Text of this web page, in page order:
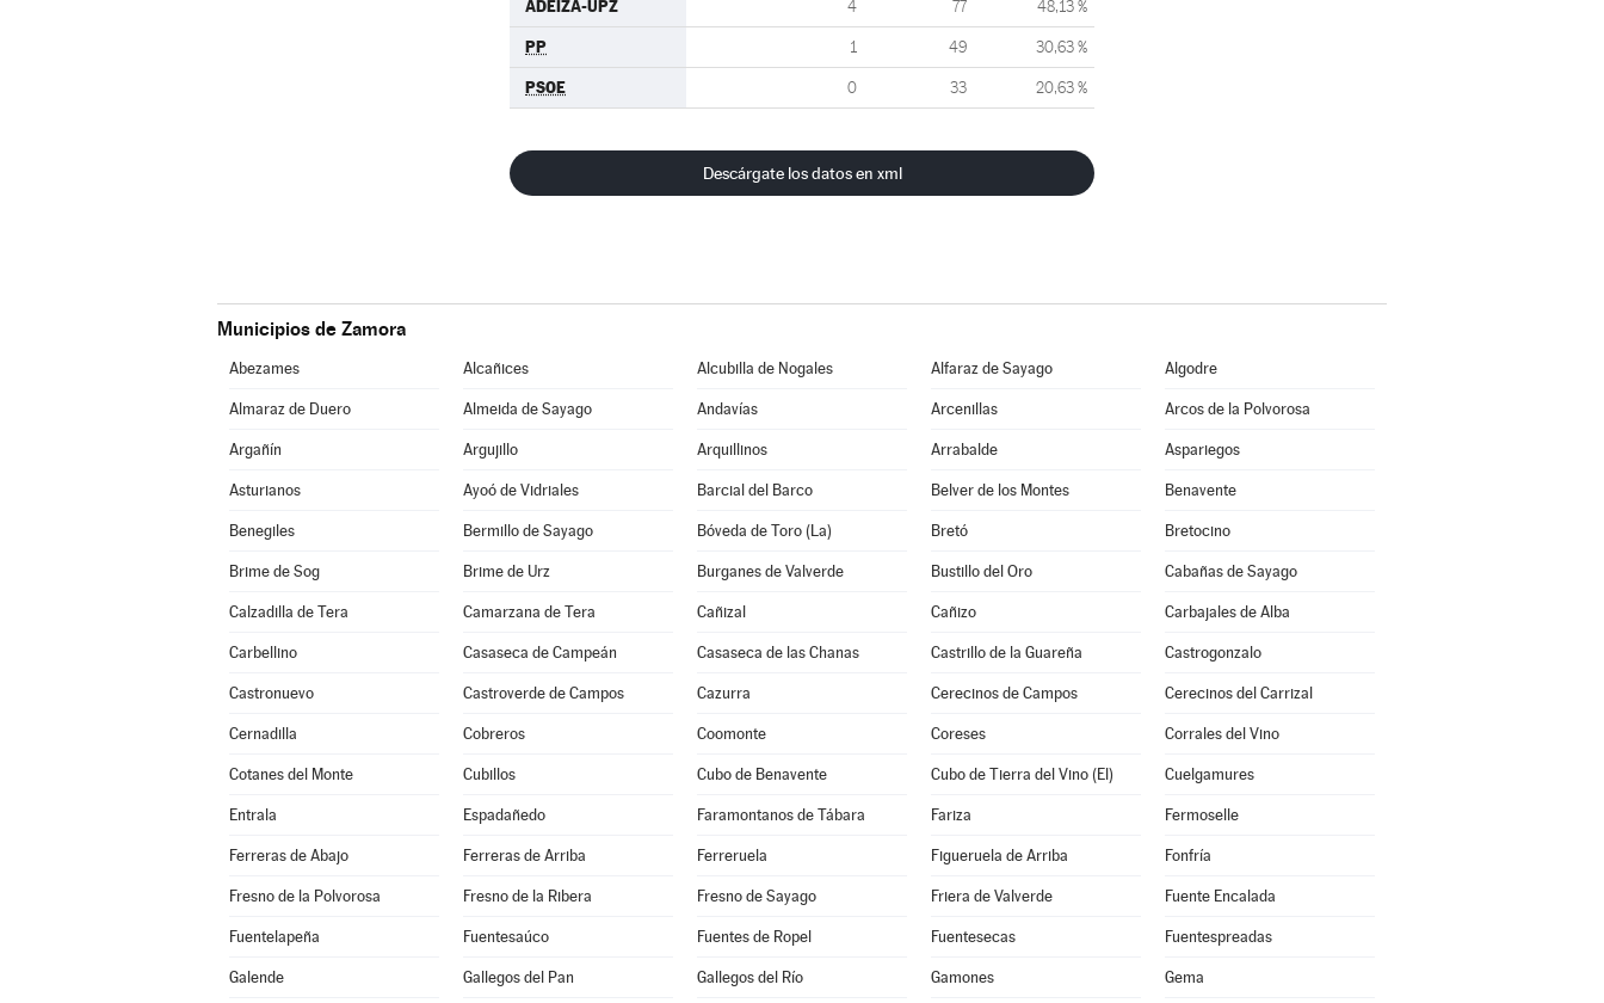
ADEIZA-UPZ 4 77 48,13 %
PP 1 49 30,63 %
PSOE 0 33 20,63 %
Descárgate los datos en xml
Municipios de Zamora
Abezames Alcañices Alcubilla de Nogales Alfaraz de Sayago Algodre
Almaraz de Duero Almeida de Sayago Andavías Arcenillas Arcos de la Polvorosa
Argañín Argujillo Arquillinos Arrabalde Aspariegos
Asturianos Ayoó de Vidriales Barcial del Barco Belver de los Montes Benavente
Benegiles Bermillo de Sayago Bóveda de Toro (La) Bretó Bretocino
Brime de Sog Brime de Urz Burganes de Valverde Bustillo del Oro Cabañas de Sayago
Calzadilla de Tera Camarzana de Tera Cañizal Cañizo Carbajales de Alba
Carbellino Casaseca de Campeán Casaseca de las Chanas Castrillo de la Guareña Castrogonzalo
Castronuevo Castroverde de Campos Cazurra Cerecinos de Campos Cerecinos del Carrizal
Cernadilla Cobreros Coomonte Coreses Corrales del Vino
Cotanes del Monte Cubillos Cubo de Benavente Cubo de Tierra del Vino (El) Cuelgamures
Entrala Espadañedo Faramontanos de Tábara Fariza Fermoselle
Ferreras de Abajo Ferreras de Arriba Ferreruela Figueruela de Arriba Fonfría
Fresno de la Polvorosa Fresno de la Ribera Fresno de Sayago Friera de Valverde Fuente Encalada
Fuentelapeña Fuentesaúco Fuentes de Ropel Fuentesecas Fuentespreadas
Galende Gallegos del Pan Gallegos del Río Gamones Gema